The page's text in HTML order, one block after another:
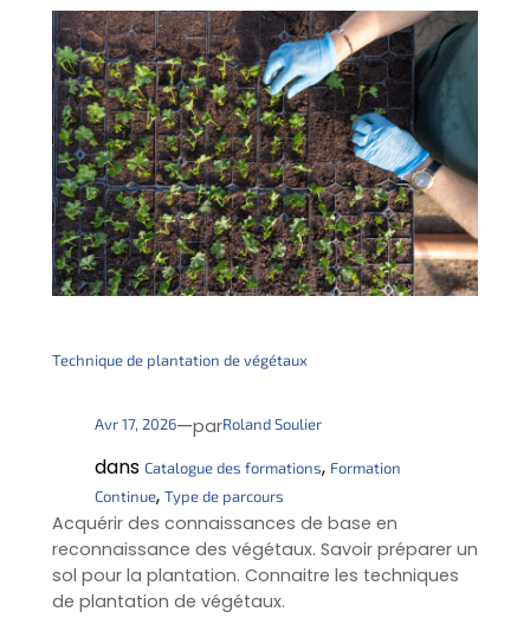
Technique de plantation de végétaux
Avr 17, 2026—parRoland Soulier
dans Catalogue des formations, Formation
Continue, Type de parcours
Acquérir des connaissances de base en
reconnaissance des végétaux. Savoir préparer un
sol pour la plantation. Connaitre les techniques
de plantation de végétaux.